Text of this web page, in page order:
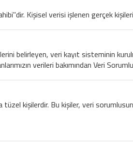
Kişisel verisi işlenen gerçek
belirleyen, veri kayıt sisteminin
verileri bakımından Veri
kişilerdir. Bu kişiler, veri